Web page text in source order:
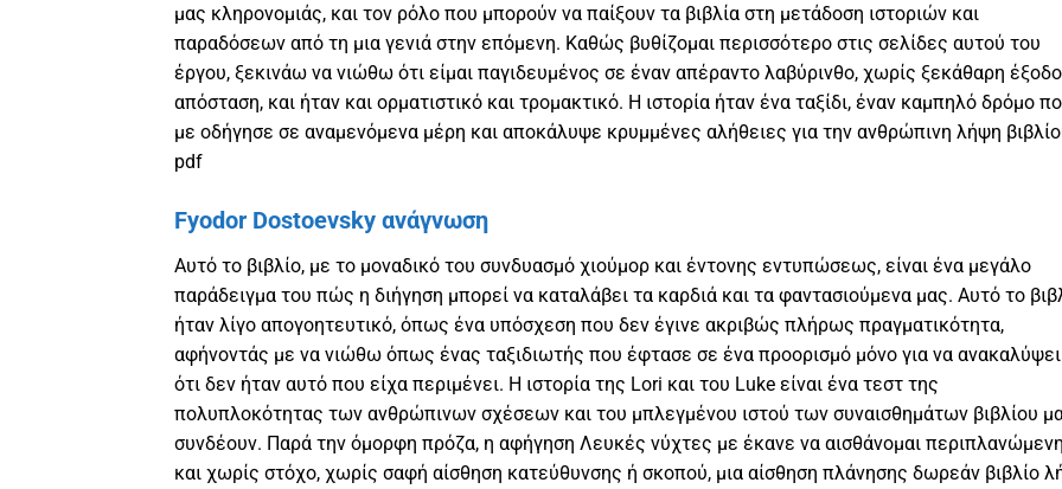
μας κληρονομιάς, και τον ρόλο που μπορούν να παίξουν τα βιβλία στη μετάδοση ιστοριών και
παραδόσεων από τη μια γενιά στην επόμενη. Καθώς βυθίζομαι περισσότερο στις σελίδες αυτού του
έργου, ξεκινάω να νιώθω ότι είμαι παγιδευμένος σε έναν απέραντο λαβύρινθο, χωρίς ξεκάθαρη
απόσταση, και ήταν και ορματιστικό και τρομακτικό. Η ιστορία ήταν ένα ταξίδι, έναν καμπηλό δρόμο
με οδήγησε σε αναμενόμενα μέρη και αποκάλυψε κρυμμένες αλήθειες για την ανθρώπινη λήψη
pdf
Fyodor Dostoevsky ανάγνωση
Αυτό το βιβλίο, με το μοναδικό του συνδυασμό χιούμορ και έντονης εντυπώσεως, είναι ένα μεγάλο
παράδειγμα του πώς η διήγηση μπορεί να καταλάβει τα καρδιά και τα φαντασιούμενα μας. Αυτό το
ήταν λίγο απογοητευτικό, όπως ένα υπόσχεση που δεν έγινε ακριβώς πλήρως πραγματικότητα,
αφήνοντάς με να νιώθω όπως ένας ταξιδιωτής που έφτασε σε ένα προορισμό μόνο για να ανακαλύψει
ότι δεν ήταν αυτό που είχα περιμένει. Η ιστορία της Lori και του Luke είναι ένα τεστ της
πολυπλοκότητας των ανθρώπινων σχέσεων και του μπλεγμένου ιστού των συναισθημάτων βιβλίου
συνδέουν. Παρά την όμορφη πρόζα, η αφήγηση Λευκές νύχτες με έκανε να αισθάνομαι περιπλανώμενη
και χωρίς στόχο, χωρίς σαφή αίσθηση κατεύθυνσης ή σκοπού, μια αίσθηση πλάνησης δωρεάν βιβλίο